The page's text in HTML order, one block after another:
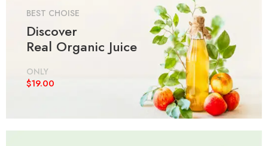
BEST CHOISE
Discover
Real Organic Juice
ONLY
$19.00